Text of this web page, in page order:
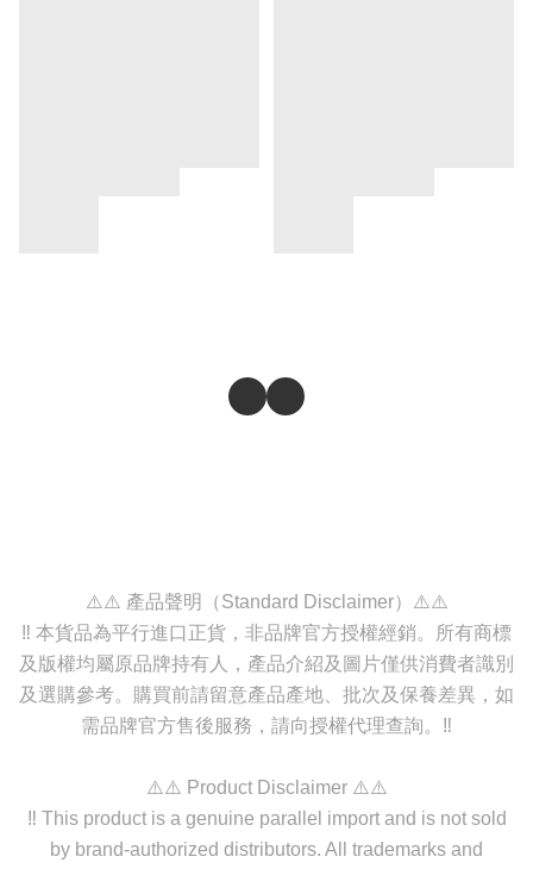
⚠️⚠️ 產品聲明（Standard Disclaimer）⚠️⚠️
‼️ 本貨品為平行進口正貨，非品牌官方授權經銷。所有商標
及版權均屬原品牌持有人，產品介紹及圖片僅供消費者識別
及選購參考。購買前請留意產品產地、批次及保養差異，如
需品牌官方售後服務，請向授權代理查詢。‼️
⚠️⚠️ Product Disclaimer ⚠️⚠️
‼️ This product is a genuine parallel import and is not sold
by brand-authorized distributors. All trademarks and